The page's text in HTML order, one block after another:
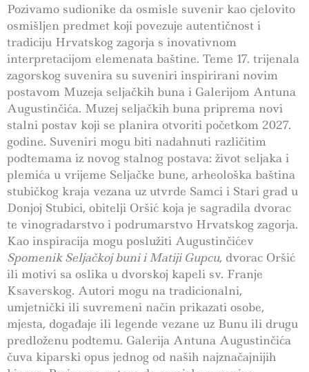
Pozivamo sudionike da osmisle suvenir kao cjelovito
osmišljen predmet koji povezuje autentičnost i
tradiciju Hrvatskog zagorja s inovativnom
interpretacijom elemenata baštine. Teme 17. trijenala
zagorskog suvenira su suveniri inspirirani novim
postavom Muzeja seljačkih buna i Galerijom Antuna
Augustinčića. Muzej seljačkih buna priprema novi
stalni postav koji se planira otvoriti početkom 2027.
godine. Suveniri mogu biti nadahnuti različitim
podtemama iz novog stalnog postava: život seljaka i
plemića u vrijeme Seljačke bune, arheološka baština
stubičkog kraja vezana uz utvrde Samci i Stari grad u
Donjoj Stubici, obitelji Oršić koja je sagradila dvorac
te vinogradarstvo i podrumarstvo Hrvatskog zagorja.
Kao inspiracija mogu poslužiti Augustinčićev
Spomenik Seljačkoj buni i Matiji Gupcu, dvorac Oršić
ili motivi sa oslika u dvorskoj kapeli sv. Franje
Ksaverskog. Autori mogu na tradicionalni,
umjetnički ili suvremeni način prikazati osobe,
mjesta, događaje ili legende vezane uz Bunu ili drugu
predloženu podtemu. Galerija Antuna Augustinčića
čuva kiparski opus jednog od naših najznačajnijih